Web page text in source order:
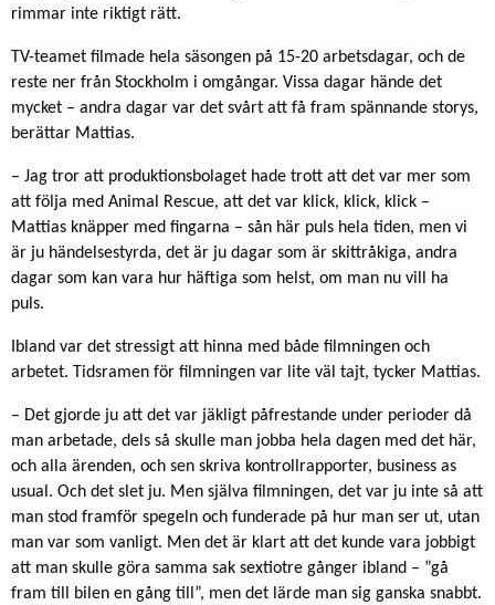
rimmar inte riktigt rätt.
TV-teamet filmade hela säsongen på 15-20 arbetsdagar, och de
reste ner från Stockholm i omgångar. Vissa dagar hände det
mycket – andra dagar var det svårt att få fram spännande storys,
berättar Mattias.
– Jag tror att produktionsbolaget hade trott att det var mer som
att följa med Animal Rescue, att det var klick, klick, klick –
Mattias knäpper med fingarna – sån här puls hela tiden, men vi
är ju händelsestyrda, det är ju dagar som är skittråkiga, andra
dagar som kan vara hur häftiga som helst, om man nu vill ha
puls.
Ibland var det stressigt att hinna med både filmningen och
arbetet. Tidsramen för filmningen var lite väl tajt, tycker Mattias.
– Det gjorde ju att det var jäkligt påfrestande under perioder då
man arbetade, dels så skulle man jobba hela dagen med det här,
och alla ärenden, och sen skriva kontrollrapporter, business as
usual. Och det slet ju. Men själva filmningen, det var ju inte så att
man stod framför spegeln och funderade på hur man ser ut, utan
man var som vanligt. Men det är klart att det kunde vara jobbigt
att man skulle göra samma sak sextiotre gånger ibland – ”gå
fram till bilen en gång till”, men det lärde man sig ganska snabbt.